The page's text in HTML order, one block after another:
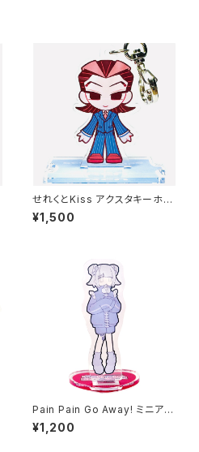
せれくとKiss アクスタキーホル
ダー 袋崎蓮
¥1,500
Pain Pain Go Away! ミニアク
リルスタンド ココロミ
¥1,200